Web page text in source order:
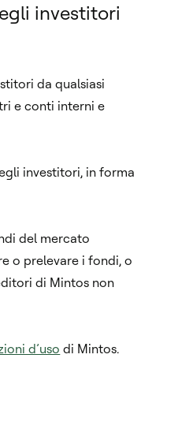
investitori
da qualsiasi
e conti interni e
investitori, in forma
del mercato
o prelevare i fondi, o
di Mintos non
d’uso di Mintos.